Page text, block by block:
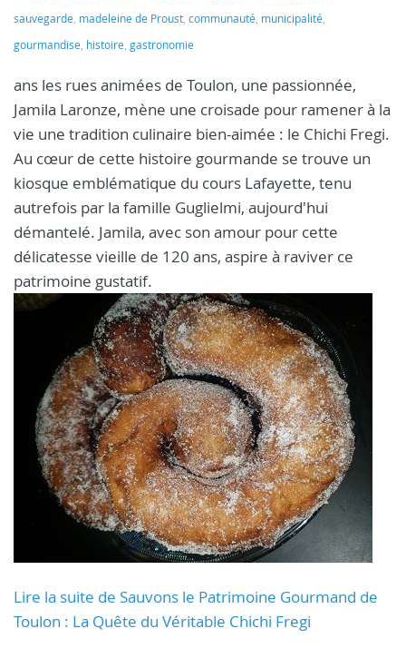
sauvegarde, madeleine de Proust, communauté, municipalité,
gourmandise, histoire, gastronomie
ans les rues animées de Toulon, une passionnée,
Jamila Laronze, mène une croisade pour ramener à la
vie une tradition culinaire bien-aimée : le Chichi Fregi.
Au cœur de cette histoire gourmande se trouve un
kiosque emblématique du cours Lafayette, tenu
autrefois par la famille Guglielmi, aujourd'hui
démantelé. Jamila, avec son amour pour cette
délicatesse vieille de 120 ans, aspire à raviver ce
patrimoine gustatif.
Lire la suite de Sauvons le Patrimoine Gourmand de
Toulon : La Quête du Véritable Chichi Fregi